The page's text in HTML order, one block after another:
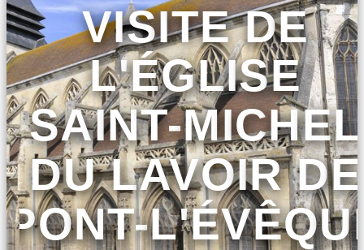
VISITE DE
L'ÉGLISE
SAINT-MICHEL
DU LAVOIR DE
PONT-